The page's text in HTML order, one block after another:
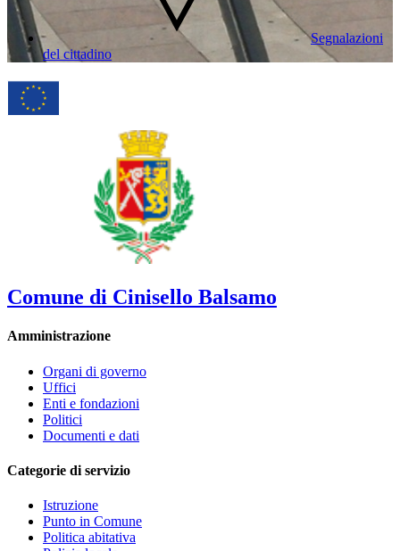
Segnalazioni
del cittadino
Comune di Cinisello Balsamo
Amministrazione
Organi di governo
Uffici
Enti e fondazioni
Politici
Documenti e dati
Categorie di servizio
Istruzione
Punto in Comune
Politica abitativa